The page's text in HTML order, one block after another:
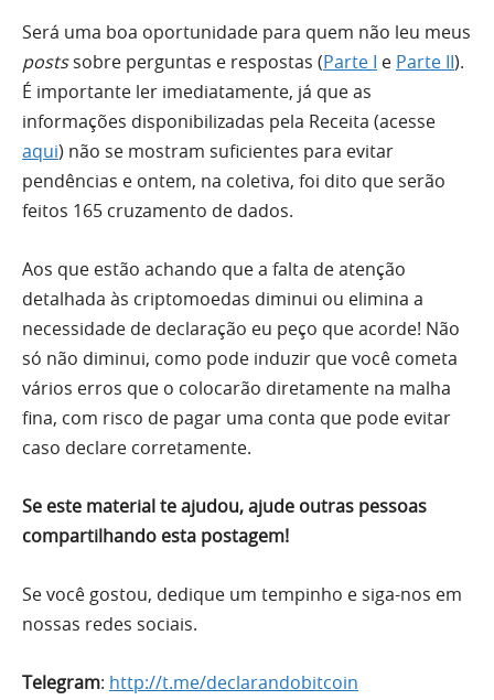
Será uma boa oportunidade para quem não leu meus
postssobre perguntas e respostas (Parte I e Parte II).
É importante ler imediatamente, já que as
informações disponibilizadas pela Receita (acesse
aqui) não se mostram suficientes para evitar
pendências e ontem, na coletiva, foi dito que serão
feitos 165 cruzamento de dados.
Aos que estão achando que a falta de atenção
detalhada às criptomoedas diminui ou elimina a
necessidade de declaração eu peço que acorde! Não
só não diminui, como pode induzir que você cometa
vários erros que o colocarão diretamente na malha
fina, com risco de pagar uma conta que pode evitar
caso declare corretamente.
Se este material te ajudou, ajude outras pessoas
compartilhando esta postagem!
Se você gostou, dedique um tempinho e siga-nos em
nossas redes sociais.
Telegram: http://t.me/declarandobitcoin